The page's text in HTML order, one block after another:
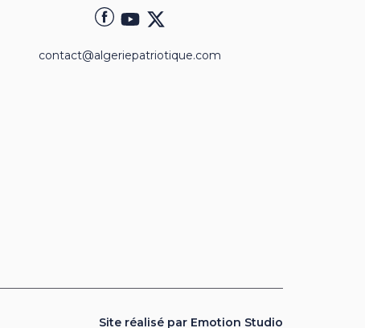
contact@algeriepatriotique.com
Site réalisé par Emotion Studio